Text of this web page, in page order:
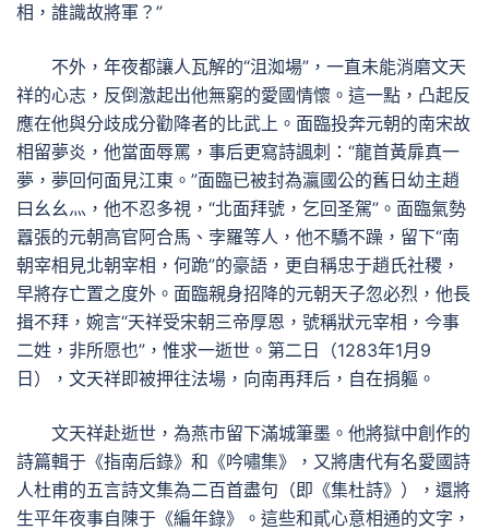
相，誰識故將軍？”
不外，年夜都讓人瓦解的“沮洳場”，一直未能消磨文天
祥的心志，反倒激起出他無窮的愛國情懷。這一點，凸起反
應在他與分歧成分勸降者的比武上。面臨投奔元朝的南宋故
相留夢炎，他當面辱罵，事后更寫詩諷刺：“龍首黃扉真一
夢，夢回何面見江東。”面臨已被封為瀛國公的舊日幼主趙
曰幺幺灬，他不忍多視，“北面拜號，乞回圣駕”。面臨氣勢
囂張的元朝高官阿合馬、孛羅等人，他不驕不躁，留下“南
朝宰相見北朝宰相，何跪”的豪語，更自稱忠于趙氏社稷，
早將存亡置之度外。面臨親身招降的元朝天子忽必烈，他長
揖不拜，婉言“天祥受宋朝三帝厚恩，號稱狀元宰相，今事
二姓，非所愿也”，惟求一逝世。第二日（1283年1月9
日），文天祥即被押往法場，向南再拜后，自在捐軀。
文天祥赴逝世，為燕市留下滿城筆墨。他將獄中創作的
詩篇輯于《指南后錄》和《吟嘯集》，又將唐代有名愛國詩
人杜甫的五言詩文集為二百首盡句（即《集杜詩》），還將
生平年夜事自陳于《編年錄》。這些和貳心意相通的文字，